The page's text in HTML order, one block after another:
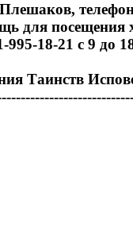
для
18-21 с 9 до
Таинств